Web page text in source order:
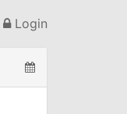
Login